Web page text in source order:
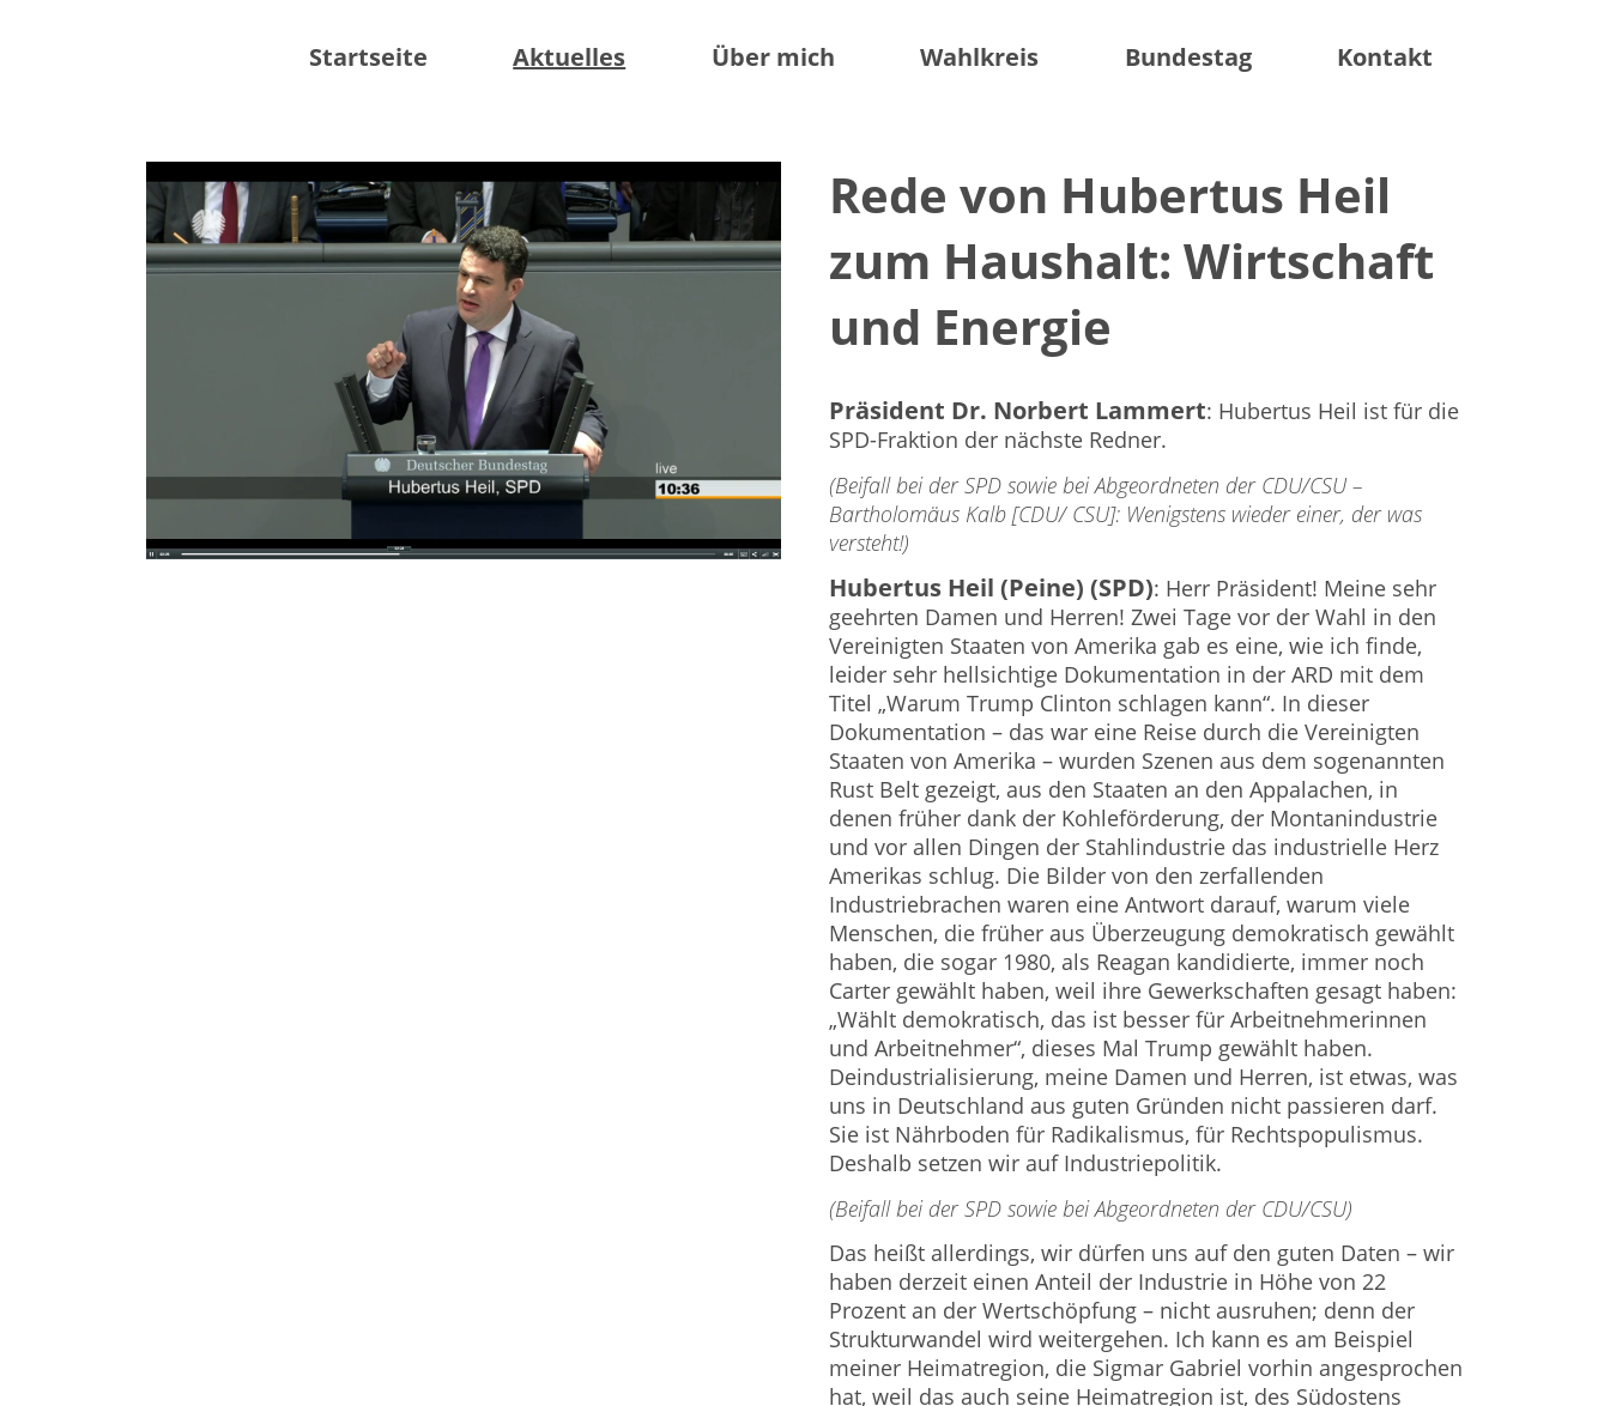
Startseite Aktuelles Über mich Wahlkreis Bundestag Kontakt
Rede von Hubertus Heil
zum Haushalt: Wirtschaft
und Energie
Präsident Dr. Norbert Lammert: Hubertus Heil ist für die
SPD-Fraktion der nächste Redner.
(Beifall bei der SPD sowie bei Abgeordneten der CDU/CSU –
Bartholomäus Kalb [CDU/ CSU]: Wenigstens wieder einer, der was
versteht!)
Hubertus Heil (Peine) (SPD): Herr Präsident! Meine sehr
geehrten Damen und Herren! Zwei Tage vor der Wahl in den
Vereinigten Staaten von Amerika gab es eine, wie ich finde,
leider sehr hellsichtige Dokumentation in der ARD mit dem
Titel „Warum Trump Clinton schlagen kann“. In dieser
Dokumentation – das war eine Reise durch die Vereinigten
Staaten von Amerika – wurden Szenen aus dem sogenannten
Rust Belt gezeigt, aus den Staaten an den Appalachen, in
denen früher dank der Kohleförderung, der Montanindustrie
und vor allen Dingen der Stahlindustrie das industrielle Herz
Amerikas schlug. Die Bilder von den zerfallenden
Industriebrachen waren eine Antwort darauf, warum viele
Menschen, die früher aus Überzeugung demokratisch gewählt
haben, die sogar 1980, als Reagan kandidierte, immer noch
Carter gewählt haben, weil ihre Gewerkschaften gesagt haben:
„Wählt demokratisch, das ist besser für Arbeitnehmerinnen
und Arbeitnehmer“, dieses Mal Trump gewählt haben.
Deindustrialisierung, meine Damen und Herren, ist etwas, was
uns in Deutschland aus guten Gründen nicht passieren darf.
Sie ist Nährboden für Radikalismus, für Rechtspopulismus.
Deshalb setzen wir auf Industriepolitik.
(Beifall bei der SPD sowie bei Abgeordneten der CDU/CSU)
Das heißt allerdings, wir dürfen uns auf den guten Daten – wir
haben derzeit einen Anteil der Industrie in Höhe von 22
Prozent an der Wertschöpfung – nicht ausruhen; denn der
Strukturwandel wird weitergehen. Ich kann es am Beispiel
meiner Heimatregion, die Sigmar Gabriel vorhin angesprochen
hat, weil das auch seine Heimatregion ist, des Südostens